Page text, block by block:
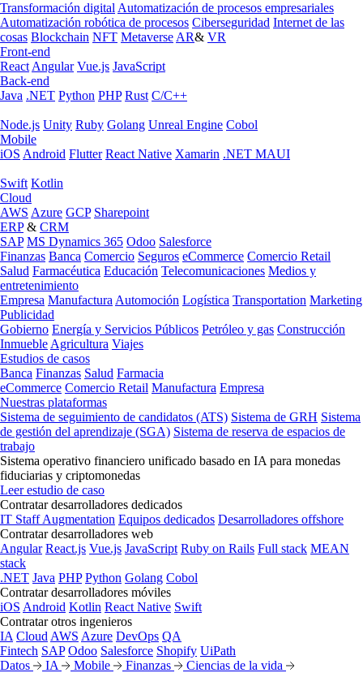
Transformación digital Automatización de procesos empresariales
Automatización robótica de procesos Ciberseguridad Internet de las
cosas Blockchain NFT Metaverse AR& VR
Front-end
React Angular Vue.js JavaScript
Back-end
Java .NET Python PHP Rust C/C++
Node.js Unity Ruby Golang Unreal Engine Cobol
Mobile
iOS Android Flutter React Native Xamarin .NET MAUI
Swift Kotlin
Cloud
AWS Azure GCP Sharepoint
ERP& CRM
SAP MS Dynamics 365 Odoo Salesforce
Finanzas Banca Comercio Seguros eCommerce Comercio Retail
Salud Farmacéutica Educación Telecomunicaciones Medios y
entretenimiento
Empresa Manufactura Automoción Logística Transportation Marketing
Publicidad
Gobierno Energía y Servicios Públicos Petróleo y gas Construcción
Inmueble Agricultura Viajes
Estudios de casos
Banca Finanzas Salud Farmacia
eCommerce Comercio Retail Manufactura Empresa
Nuestras plataformas
Sistema de seguimiento de candidatos (ATS) Sistema de GRH Sistema
de gestión del aprendizaje (SGA) Sistema de reserva de espacios de
trabajo
Sistema operativo financiero unificado basado en IA para monedas
fiduciarias y criptomonedas
Leer estudio de caso
Contratar desarrolladores dedicados
IT Staff Augmentation Equipos dedicados Desarrolladores offshore
Contratar desarrolladores web
Angular React.js Vue.js JavaScript Ruby on Rails Full stack MEAN
stack
.NET Java PHP Python Golang Cobol
Contratar desarrolladores móviles
iOS Android Kotlin React Native Swift
Contratar otros ingenieros
IA Cloud AWS Azure DevOps QA
Fintech SAP Odoo Salesforce Shopify UiPath
Datos
IA Mobile Finanzas Ciencias de la vida